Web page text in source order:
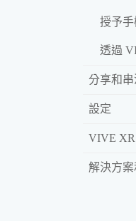
授予
透過
分享和
設定
VIVE XR
解決方